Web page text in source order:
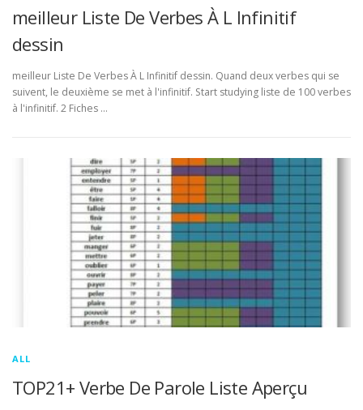
meilleur Liste De Verbes À L Infinitif
dessin
meilleur Liste De Verbes À L Infinitif dessin. Quand deux verbes qui se
suivent, le deuxième se met à l'infinitif. Start studying liste de 100 verbes
à l'infinitif. 2 Fiches …
ALL
TOP21+ Verbe De Parole Liste Aperçu